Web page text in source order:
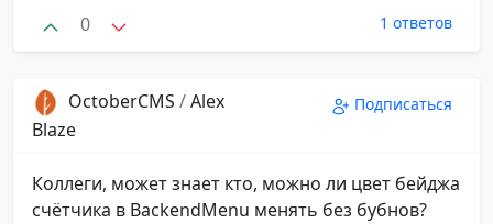
0 1 ответов
OctoberCMS /Alex
Blaze
Подписаться
Коллеги, может знает кто, можно ли цвет бейджа
счётчика в BackendMenu менять без бубнов?